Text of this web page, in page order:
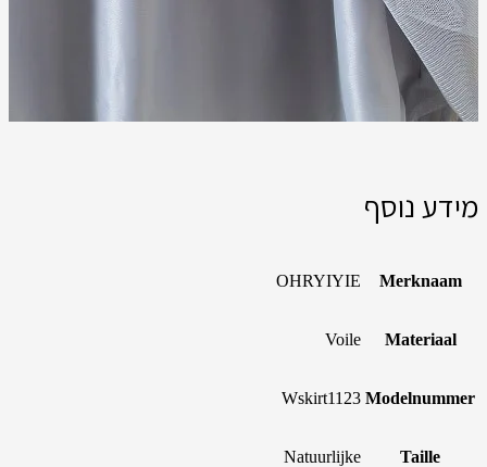
מידע נוסף
Merknaam
OHRYIYIE
Materiaal
Voile
Modelnummer
Wskirt1123
Taille
Natuurlijke